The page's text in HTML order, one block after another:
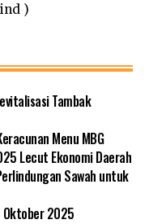
)
Tambak
Menu MBG
Lecut Ekonomi Daerah
Sawah untuk
Oktober 2025